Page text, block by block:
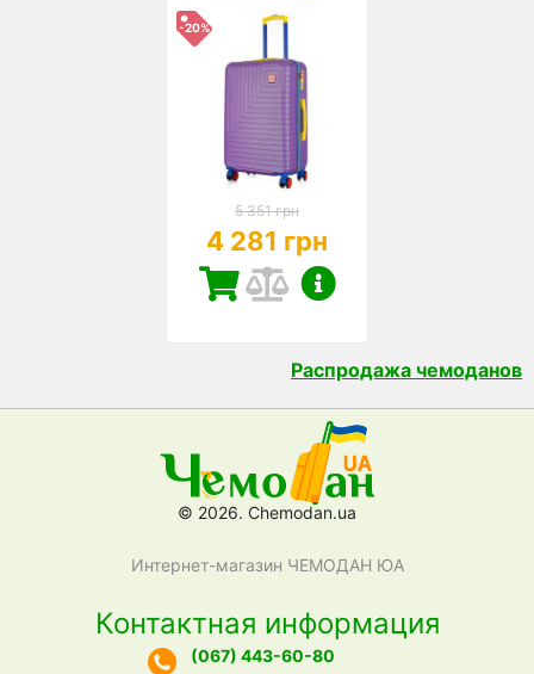
-20%
5 351 грн
4 281 грн
Распродажа чемоданов
© 2026. Chemodan.ua
Интернет-магазин ЧЕМОДАН ЮА
Контактная информация
(067) 443-60-80